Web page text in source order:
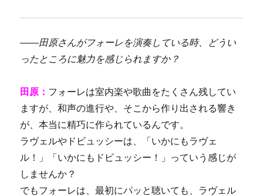
――田原さんがフォーレを演奏している時、どうい
ったところに魅力を感じられますか？
田原： フォーレは室内楽や歌曲をたくさん残してい
ますが、和声の進行や、そこから作り出される響き
が、本当に精巧に作られているんです。
ラヴェルやドビュッシーは、「いかにもラヴェ
ル！」「いかにもドビュッシー！」っていう感じが
しませんか？
でもフォーレは、最初にパッと聴いても、ラヴェル